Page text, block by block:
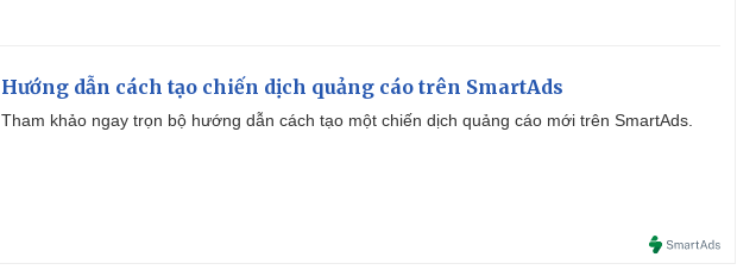
Hướng dẫn cách tạo chiến dịch quảng cáo trên SmartAds
Tham khảo ngay trọn bộ hướng dẫn cách tạo một chiến dịch quảng cáo mới trên SmartAds.